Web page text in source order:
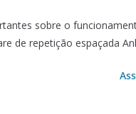
sobre o
de repetição espaçada